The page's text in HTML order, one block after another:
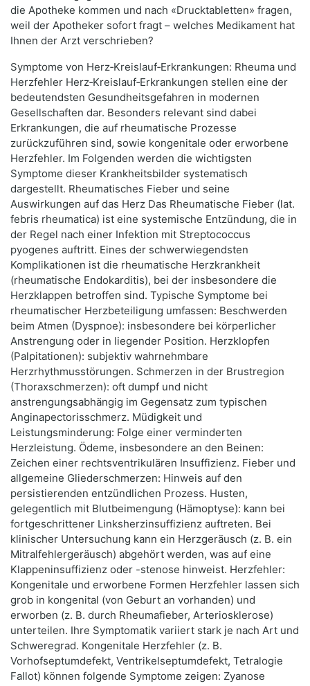
die Apotheke kommen und nach «Drucktabletten» fragen,
weil der Apotheker sofort fragt – welches Medikament hat
Ihnen der Arzt verschrieben?
Symptome von Herz‑Kreislauf‑Erkrankungen: Rheuma und
Herzfehler Herz‑Kreislauf‑Erkrankungen stellen eine der
bedeutendsten Gesundheitsgefahren in modernen
Gesellschaften dar. Besonders relevant sind dabei
Erkrankungen, die auf rheumatische Prozesse
zurückzuführen sind, sowie kongenitale oder erworbene
Herzfehler. Im Folgenden werden die wichtigsten
Symptome dieser Krankheitsbilder systematisch
dargestellt. Rheumatisches Fieber und seine
Auswirkungen auf das Herz Das Rheumatische Fieber (lat.
febris rheumatica) ist eine systemische Entzündung, die in
der Regel nach einer Infektion mit Streptococcus
pyogenes auftritt. Eines der schwerwiegendsten
Komplikationen ist die rheumatische Herzkrankheit
(rheumatische Endokarditis), bei der insbesondere die
Herzklappen betroffen sind. Typische Symptome bei
rheumatischer Herzbeteiligung umfassen: Beschwerden
beim Atmen (Dyspnoe): insbesondere bei körperlicher
Anstrengung oder in liegender Position. Herzklopfen
(Palpitationen): subjektiv wahrnehmbare
Herzrhythmusstörungen. Schmerzen in der Brustregion
(Thoraxschmerzen): oft dumpf und nicht
anstrengungsabhängig im Gegensatz zum typischen
Anginapectorisschmerz. Müdigkeit und
Leistungsminderung: Folge einer verminderten
Herzleistung. Ödeme, insbesondere an den Beinen:
Zeichen einer rechtsventrikulären Insuffizienz. Fieber und
allgemeine Gliederschmerzen: Hinweis auf den
persistierenden entzündlichen Prozess. Husten,
gelegentlich mit Blutbeimengung (Hämo­p­ty­se): kann bei
fortgeschrittener Linksherzinsuffizienz auftreten. Bei
klinischer Untersuchung kann ein Herzgeräusch (z. B. ein
Mitralfehlergeräusch) abgehört werden, was auf eine
Klappeninsuffizienz oder -stenose hinweist. Herzfehler:
Kongenitale und erworbene Formen Herzfehler lassen sich
grob in kongenital (von Geburt an vorhanden) und
erworben (z. B. durch Rheumafieber, Arteriosklerose)
unterteilen. Ihre Symptomatik variiert stark je nach Art und
Schweregrad. Kongenitale Herzfehler (z. B.
Vorhofseptumdefekt, Ventrikelseptumdefekt, Tetralogie
Fallot) können folgende Symptome zeigen: Zyanose